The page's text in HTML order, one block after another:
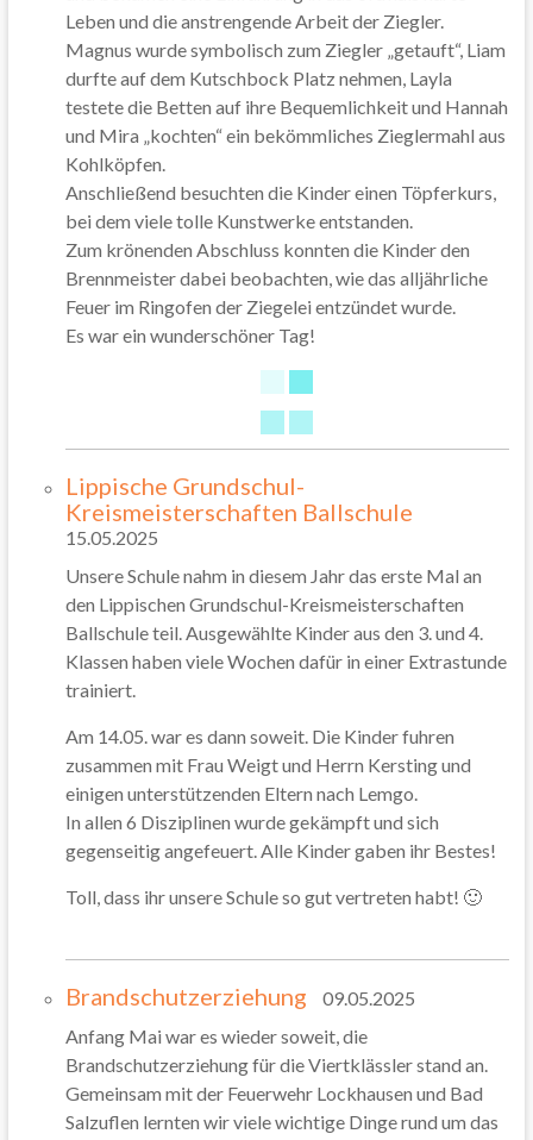
Leben und die anstrengende Arbeit der Ziegler.
Magnus wurde symbolisch zum Ziegler „getauft“, Liam
durfte auf dem Kutschbock Platz nehmen, Layla
testete die Betten auf ihre Bequemlichkeit und Hannah
und Mira „kochten“ ein bekömmliches Zieglermahl aus
Kohlköpfen.
Anschließend besuchten die Kinder einen Töpferkurs,
bei dem viele tolle Kunstwerke entstanden.
Zum krönenden Abschluss konnten die Kinder den
Brennmeister dabei beobachten, wie das alljährliche
Feuer im Ringofen der Ziegelei entzündet wurde.
Es war ein wunderschöner Tag!
Lippische Grundschul-
Kreismeisterschaften Ballschule
15.05.2025
Unsere Schule nahm in diesem Jahr das erste Mal an
den Lippischen Grundschul-Kreismeisterschaften
Ballschule teil. Ausgewählte Kinder aus den 3. und 4.
Klassen haben viele Wochen dafür in einer Extrastunde
trainiert.
Am 14.05. war es dann soweit. Die Kinder fuhren
zusammen mit Frau Weigt und Herrn Kersting und
einigen unterstützenden Eltern nach Lemgo.
In allen 6 Disziplinen wurde gekämpft und sich
gegenseitig angefeuert. Alle Kinder gaben ihr Bestes!
Toll, dass ihr unsere Schule so gut vertreten habt! 🙂
Brandschutzerziehung
09.05.2025
Anfang Mai war es wieder soweit, die
Brandschutzerziehung für die Viertklässler stand an.
Gemeinsam mit der Feuerwehr Lockhausen und Bad
Salzuflen lernten wir viele wichtige Dinge rund um das